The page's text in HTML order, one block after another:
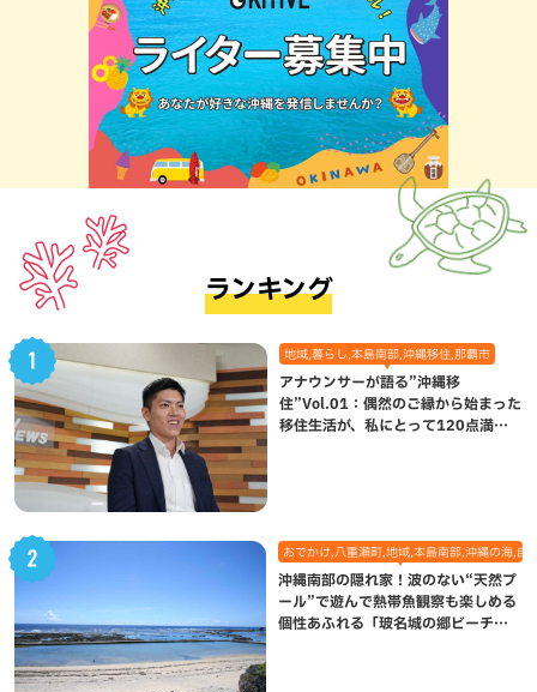
ランキング
地域,暮らし,本島南部,沖縄移住,那覇市
アナウンサーが語る”沖縄移
住”Vol.01：偶然のご縁から始まった
移住生活が、私にとって120点満点
おでかけ,八重瀬町,地域,本島南部,沖縄の海,自
沖縄南部の隠れ家！波のない“天然プ
ール”で遊んで熱帯魚観察も楽しめる
個性あふれる「玻名城の郷ビーチ」